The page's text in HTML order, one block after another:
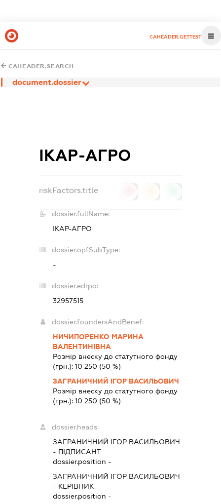
CAHEADER.GETTEST
CAHEADER.SEARCH
document.dossier
ІКАР-АГРО
riskFactors.title
dossier.fullName:
ІКАР-АГРО
dossier.opfSubType:
-
dossier.edrpo:
32957515
dossier.foundersAndBenef:
НИЧИПОРЕНКО МАРИНА
ВАЛЕНТИНІВНА
Розмір внеску до статутного фонду
(грн.):10 250 (50 %)
ЗАГРАНИЧНИЙ ІГОР ВАСИЛЬОВИЧ
Розмір внеску до статутного фонду
(грн.):10 250 (50 %)
dossier.heads:
ЗАГРАНИЧНИЙ ІГОР ВАСИЛЬОВИЧ
- ПІДПИСАНТ
dossier.position -
ЗАГРАНИЧНИЙ ІГОР ВАСИЛЬОВИЧ
- КЕРІВНИК
dossier.position -